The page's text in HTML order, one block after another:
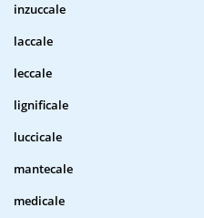
inzuccale
laccale
leccale
lignificale
luccicale
mantecale
medicale